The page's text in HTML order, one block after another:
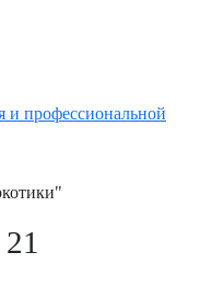
и профессиональной